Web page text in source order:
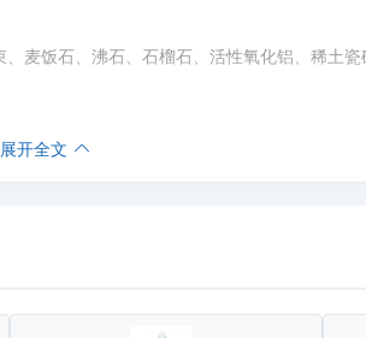
麦饭石、沸石、石榴石、活性氧化铝、稀土
滤池、移动式冲洗罩滤池、压力滤罐等各种
展开全文